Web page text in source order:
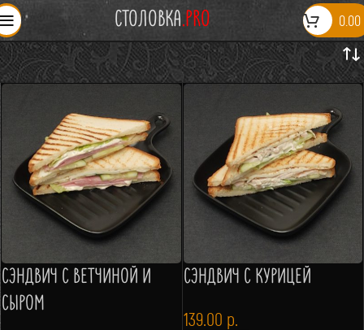
СТОЛОВКА.PRO 0.00
СЭНДВИЧ С ВЕТЧИНОЙ И
СЫРОМ
СЭНДВИЧ С КУРИЦЕЙ
139.00 р.